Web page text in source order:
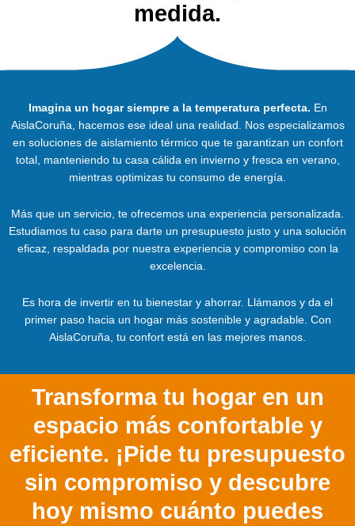
medida.
Imagina un hogar siempre a la temperatura perfecta. En
AislaCoruña, hacemos ese ideal una realidad. Nos especializamos
en soluciones de aislamiento térmico que te garantizan un confort
total, manteniendo tu casa cálida en invierno y fresca en verano,
mientras optimizas tu consumo de energía.
Más que un servicio, te ofrecemos una experiencia personalizada.
Estudiamos tu caso para darte un presupuesto justo y una solución
eficaz, respaldada por nuestra experiencia y compromiso con la
excelencia.
Es hora de invertir en tu bienestar y ahorrar. Llámanos y da el
primer paso hacia un hogar más sostenible y agradable. Con
AislaCoruña, tu confort está en las mejores manos.
Transforma tu hogar en un
espacio más confortable y
eficiente. ¡Pide tu presupuesto
sin compromiso y descubre
hoy mismo cuánto puedes